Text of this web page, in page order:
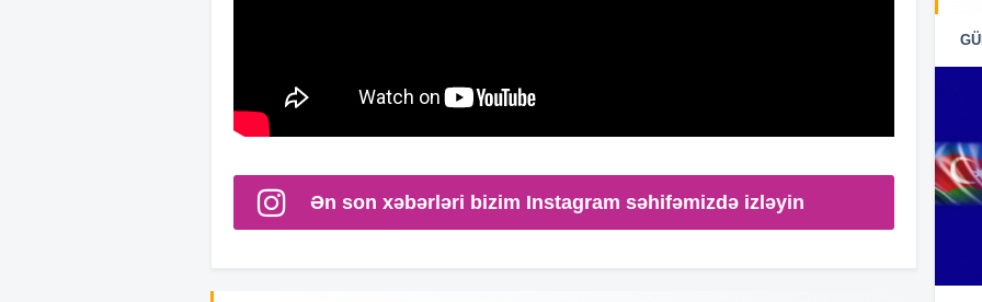
Ən son xəbərləri bizim Instagram səhifəmizdə izləyin